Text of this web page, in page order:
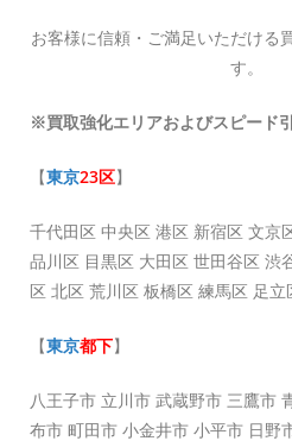
お客様に信頼・ご満足いただける
す。
※買取強化エリアおよびスピード
【東京23区】
千代田区 中央区 港区 新宿区 文京
品川区 目黒区 大田区 世田谷区 渋
区 北区 荒川区 板橋区 練馬区 足
【東京都下】
八王子市 立川市 武蔵野市 三鷹市
布市 町田市 小金井市 小平市 日野